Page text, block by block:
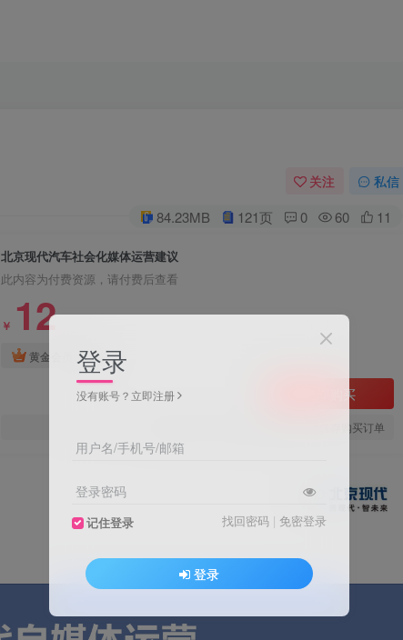
关注 私信
84.23MB 121页 0 60 11
北京现代汽车社会化媒体运营建议
此内容为付费资源，请付费后查看
￥ 12
黄金会员 免费
立即购买
您当前未登录！建议登陆后购买，可保存购买订单
登录
没有账号？立即注册
用户名/手机号/邮箱
登录密码
记住登录 找回密码 | 免密登录
登录